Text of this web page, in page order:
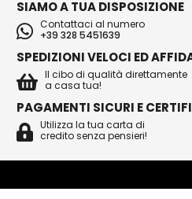
SIAMO A TUA DISPOSIZIONE
Contattaci al numero
+39 328 5451639
SPEDIZIONI VELOCI ED
Il cibo di qualità direttamente
a casa tua!
PAGAMENTI SICURI E
Utilizza la tua carta di
credito senza pensieri!